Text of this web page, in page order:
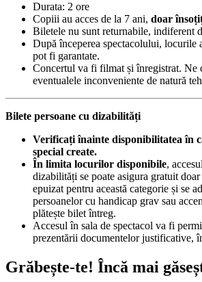
Durata: 2 ore
Copiii au acces de la 7 ani, doar
Biletele nu sunt returnabile, indiferent
După începerea spectacolului, locurile
pot fi garantate.
Concertul va fi filmat și înregistrat. Ne
eventualele inconveniente de natură
Bilete persoane cu dizabilități
Verificați înainte disponibilitatea în
special create.
În limita locurilor disponibile,
dizabilități se poate asigura gratuit
epuizat pentru această categorie și se
persoanelor cu handicap grav sau
plătește bilet întreg.
Accesul în sala de spectacol va fi
prezentării documentelor justificative,
Grăbește-te! Încă mai